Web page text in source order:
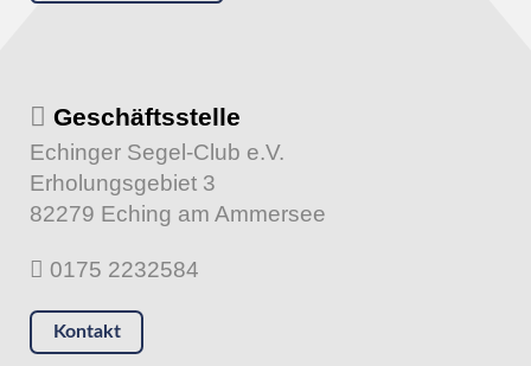
Geschäftsstelle
Echinger Segel-Club e.V.
Erholungsgebiet 3
82279 Eching am Ammersee
0175 2232584
Kontakt